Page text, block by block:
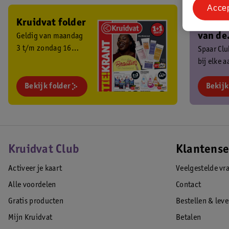
Kruidvat folder
Geldig van maandag
3 t/m zondag 16
Bekijk folder
Ben
van de
Club?
Spaar
bij elke
Kruidvat Club
Activeer je kaart
Alle voordelen
Gratis producten
Mijn Kruidvat
Veelgestelde
Contact
Bestellen &
Betalen